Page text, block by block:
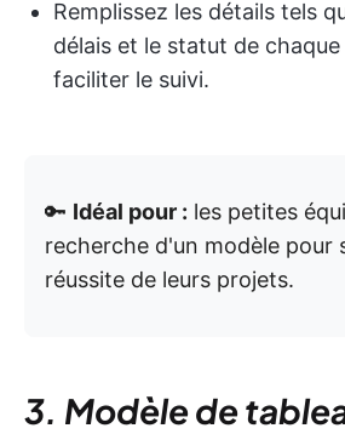
Remplissez les détails tels
délais et le statut de
faciliter le suivi.
🔑 Idéal pour : les petites
recherche d'un modèle pour
réussite de leurs projets.
3. Modèle de